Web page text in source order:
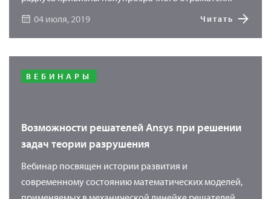
04 июля, 2019
Читать
ВЕБИНАРЫ
Возможности решателей Ansys при решении
задач теории разрушения
Вебинар посвящен истории развития и
современному состоянию математических моделей,